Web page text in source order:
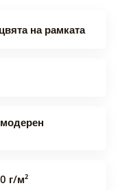
на рамката
г/м²